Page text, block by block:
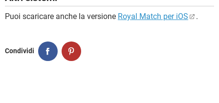
Puoi scaricare anche la versione Royal Match per iOS .
Condividi